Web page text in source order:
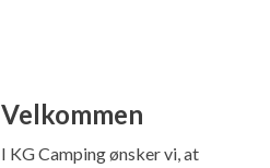
Velkommen
I KG Camping ønsker vi, at